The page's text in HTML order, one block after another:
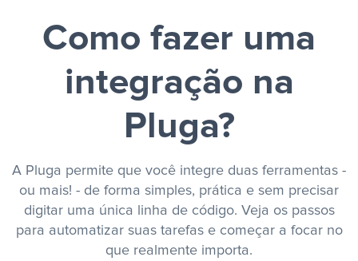
Como fazer uma
integração na
Pluga?
A Pluga permite que você integre duas ferramentas -
ou mais! - de forma simples, prática e sem precisar
digitar uma única linha de código. Veja os passos
para automatizar suas tarefas e começar a focar no
que realmente importa.